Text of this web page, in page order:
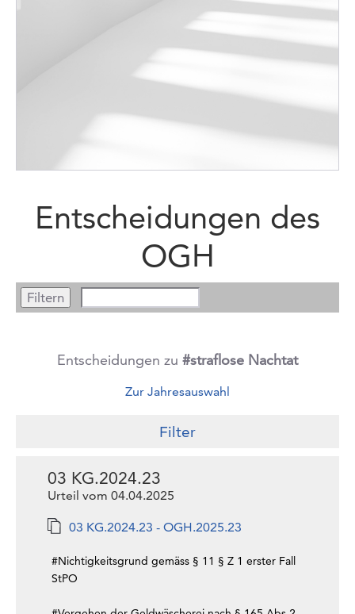
Entscheidungen des
OGH
Entscheidungen zu #straflose Nachtat
Zur Jahresauswahl
Filter
03 KG.2024.23
Urteil vom 04.04.2025
03 KG.2024.23 - OGH.2025.23
#Nichtigkeitsgrund gemäss § 11 § Z 1 erster Fall
StPO